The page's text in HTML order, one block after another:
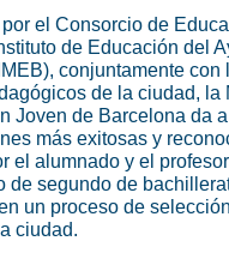
el Consorcio de
de Educación del
conjuntamente con
de la ciudad, la
Joven de Barcelona da
más exitosas y
el alumnado y el
de segundo de
un proceso de
ciudad.